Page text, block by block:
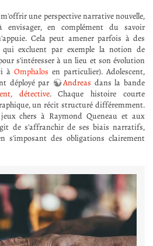
une perspective narrative nouvelle,
en complément du savoir
Cela peut amener parfois à des
qui excluent par exemple la notion de
s'intéresser à un lieu et son évolution
à Omphalos en particulier). Adolescent,
déployé par
Andreas dans la bande
détective. Chaque histoire courte
un récit structuré différemment.
chers à Raymond Queneau et aux
de s'affranchir de ses biais narratifs,
s'imposant des obligations clairement